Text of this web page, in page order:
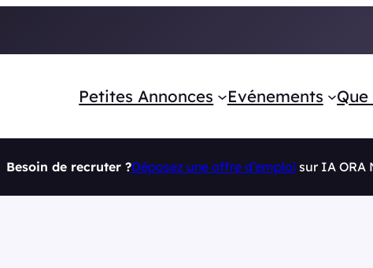
Petites Annonces Evénements
Besoin de recruter ?Déposez une offre d’emploisur IA ORA